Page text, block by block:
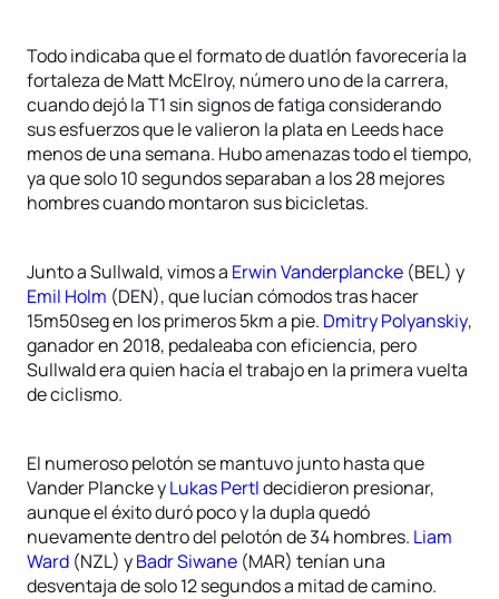
Todo indicaba que el formato de duatlón favorecería la
fortaleza de Matt McElroy, número uno de la carrera,
cuando dejó la T1 sin signos de fatiga considerando
sus esfuerzos que le valieron la plata en Leeds hace
menos de una semana. Hubo amenazas todo el tiempo,
ya que solo 10 segundos separaban a los 28 mejores
hombres cuando montaron sus bicicletas.
Junto a Sullwald, vimos a Erwin Vanderplancke (BEL) y
Emil Holm (DEN), que lucían cómodos tras hacer
15m50seg en los primeros 5km a pie. Dmitry Polyanskiy,
ganador en 2018, pedaleaba con eficiencia, pero
Sullwald era quien hacía el trabajo en la primera vuelta
de ciclismo.
El numeroso pelotón se mantuvo junto hasta que
Vander Plancke yLukas Pertldecidieron presionar,
aunque el éxito duró poco y la dupla quedó
nuevamente dentro del pelotón de 34 hombres. Liam
Ward (NZL) yBadr Siwane (MAR) tenían una
desventaja de solo 12 segundos a mitad de camino.